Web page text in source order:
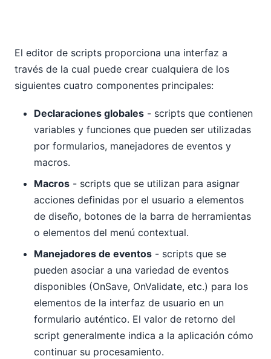
El editor de scripts proporciona una interfaz a
través de la cual puede crear cualquiera de los
siguientes cuatro componentes principales:
Declaraciones globales - scripts que contienen
variables y funciones que pueden ser utilizadas
por formularios, manejadores de eventos y
macros.
Macros - scripts que se utilizan para asignar
acciones definidas por el usuario a elementos
de diseño, botones de la barra de herramientas
o elementos del menú contextual.
Manejadores de eventos - scripts que se
pueden asociar a una variedad de eventos
disponibles (OnSave, OnValidate, etc.) para los
elementos de la interfaz de usuario en un
formulario auténtico. El valor de retorno del
script generalmente indica a la aplicación cómo
continuar su procesamiento.